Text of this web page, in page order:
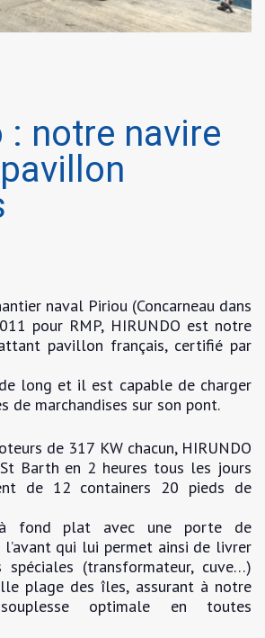
: notre navire
naval Piriou (Concarneau dans
pour RMP, HIRUNDO est notre
pavillon français, certifié par
long et il est capable de charger
de marchandises sur son pont.
de 317 KW chacun, HIRUNDO
Barth en 2 heures tous les jours
de 12 containers 20 pieds de
fond plat avec une porte de
l’avant qui lui permet ainsi de livrer
spéciales (transformateur, cuve…)
plage des îles, assurant à notre
optimale en toutes